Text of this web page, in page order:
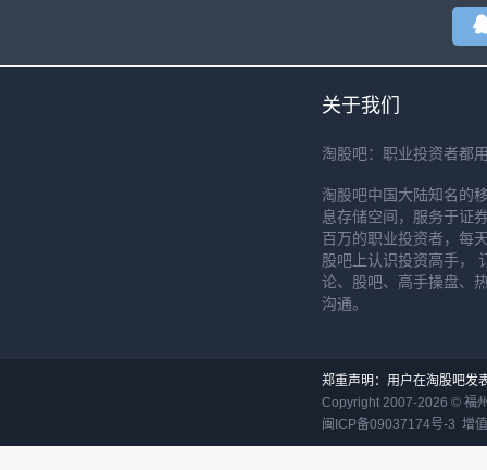
关于我们
淘股吧：职业投资者都
淘股吧中国大陆知名的
息存储空间，服务于证
百万的职业投资者，每
股吧上认识投资高手，
论、股吧、高手操盘、
沟通。
郑重声明：用户在淘股吧发
Copyright 2007-2026 © 福
闽ICP备09037174号-3 增